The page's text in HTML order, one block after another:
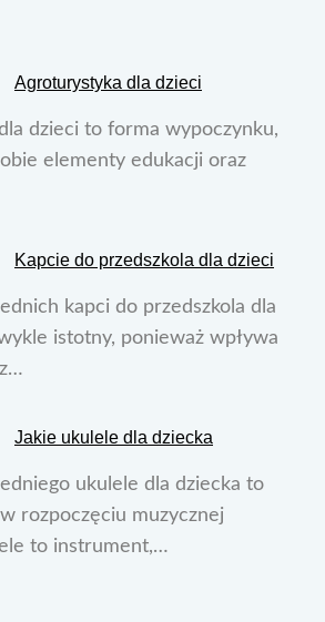
Agroturystyka dla dzieci
dzieci to forma wypoczynku,
elementy edukacji oraz
Kapcie do przedszkola dla dzieci
kapci do przedszkola dla
istotny, ponieważ wpływa
Jakie ukulele dla dziecka
ukulele dla dziecka to
rozpoczęciu muzycznej
to instrument,…